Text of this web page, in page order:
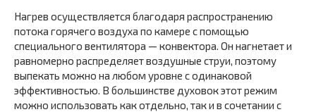
Нагрев осуществляется благодаря распространению
потока горячего воздуха по камере с помощью
специального вентилятора — конвектора. Он нагнетает и
равномерно распределяет воздушные струи, поэтому
выпекать можно на любом уровне с одинаковой
эффективностью. В большинстве духовок этот режим
можно использовать как отдельно, так и в сочетании с